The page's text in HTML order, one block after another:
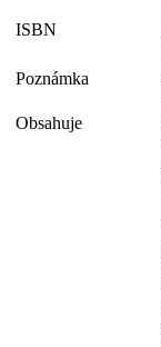
ISBN
Poznámka
Obsahuje